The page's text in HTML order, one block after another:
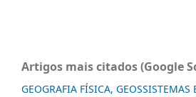
Artigos mais citados (Google
GEOGRAFIA FÍSICA, GEOSSISTEMAS